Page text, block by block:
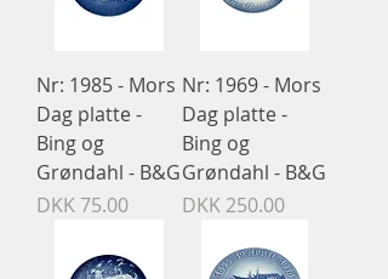
Nr: 1985 - Mors
Dag platte -
Bing og
Grøndahl - B&G
Price
DKK 75.00
Nr: 1969 - Mors
Dag platte -
Bing og
Grøndahl - B&G
Price
DKK 250.00